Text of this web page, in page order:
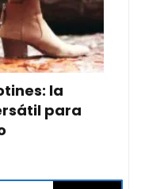
la
para